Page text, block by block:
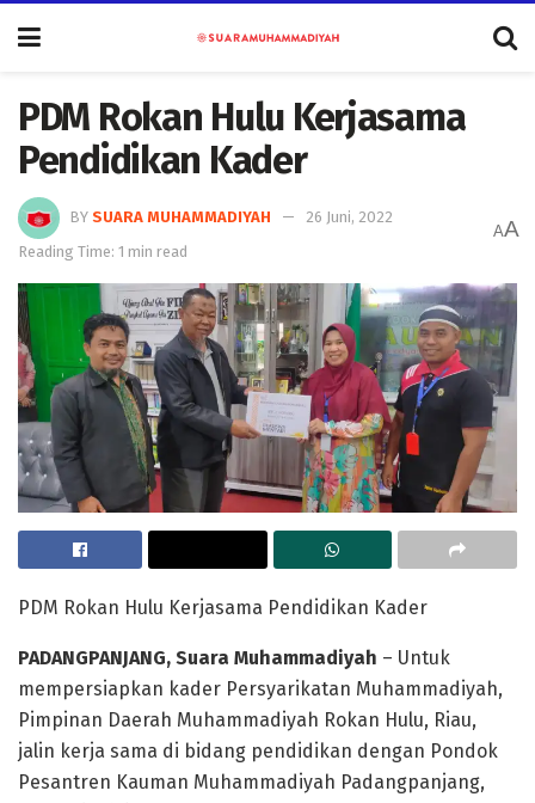
PDM Rokan Hulu Kerjasama
Pendidikan Kader
BY SUARA MUHAMMADIYAH
26 Juni, 2022
Reading Time: 1 min read
AA
PDM Rokan Hulu Kerjasama Pendidikan Kader
PADANGPANJANG, Suara Muhammadiyah – Untuk
mempersiapkan kader Persyarikatan Muhammadiyah,
Pimpinan Daerah Muhammadiyah Rokan Hulu, Riau,
jalin kerja sama di bidang pendidikan dengan Pondok
Pesantren Kauman Muhammadiyah Padangpanjang,